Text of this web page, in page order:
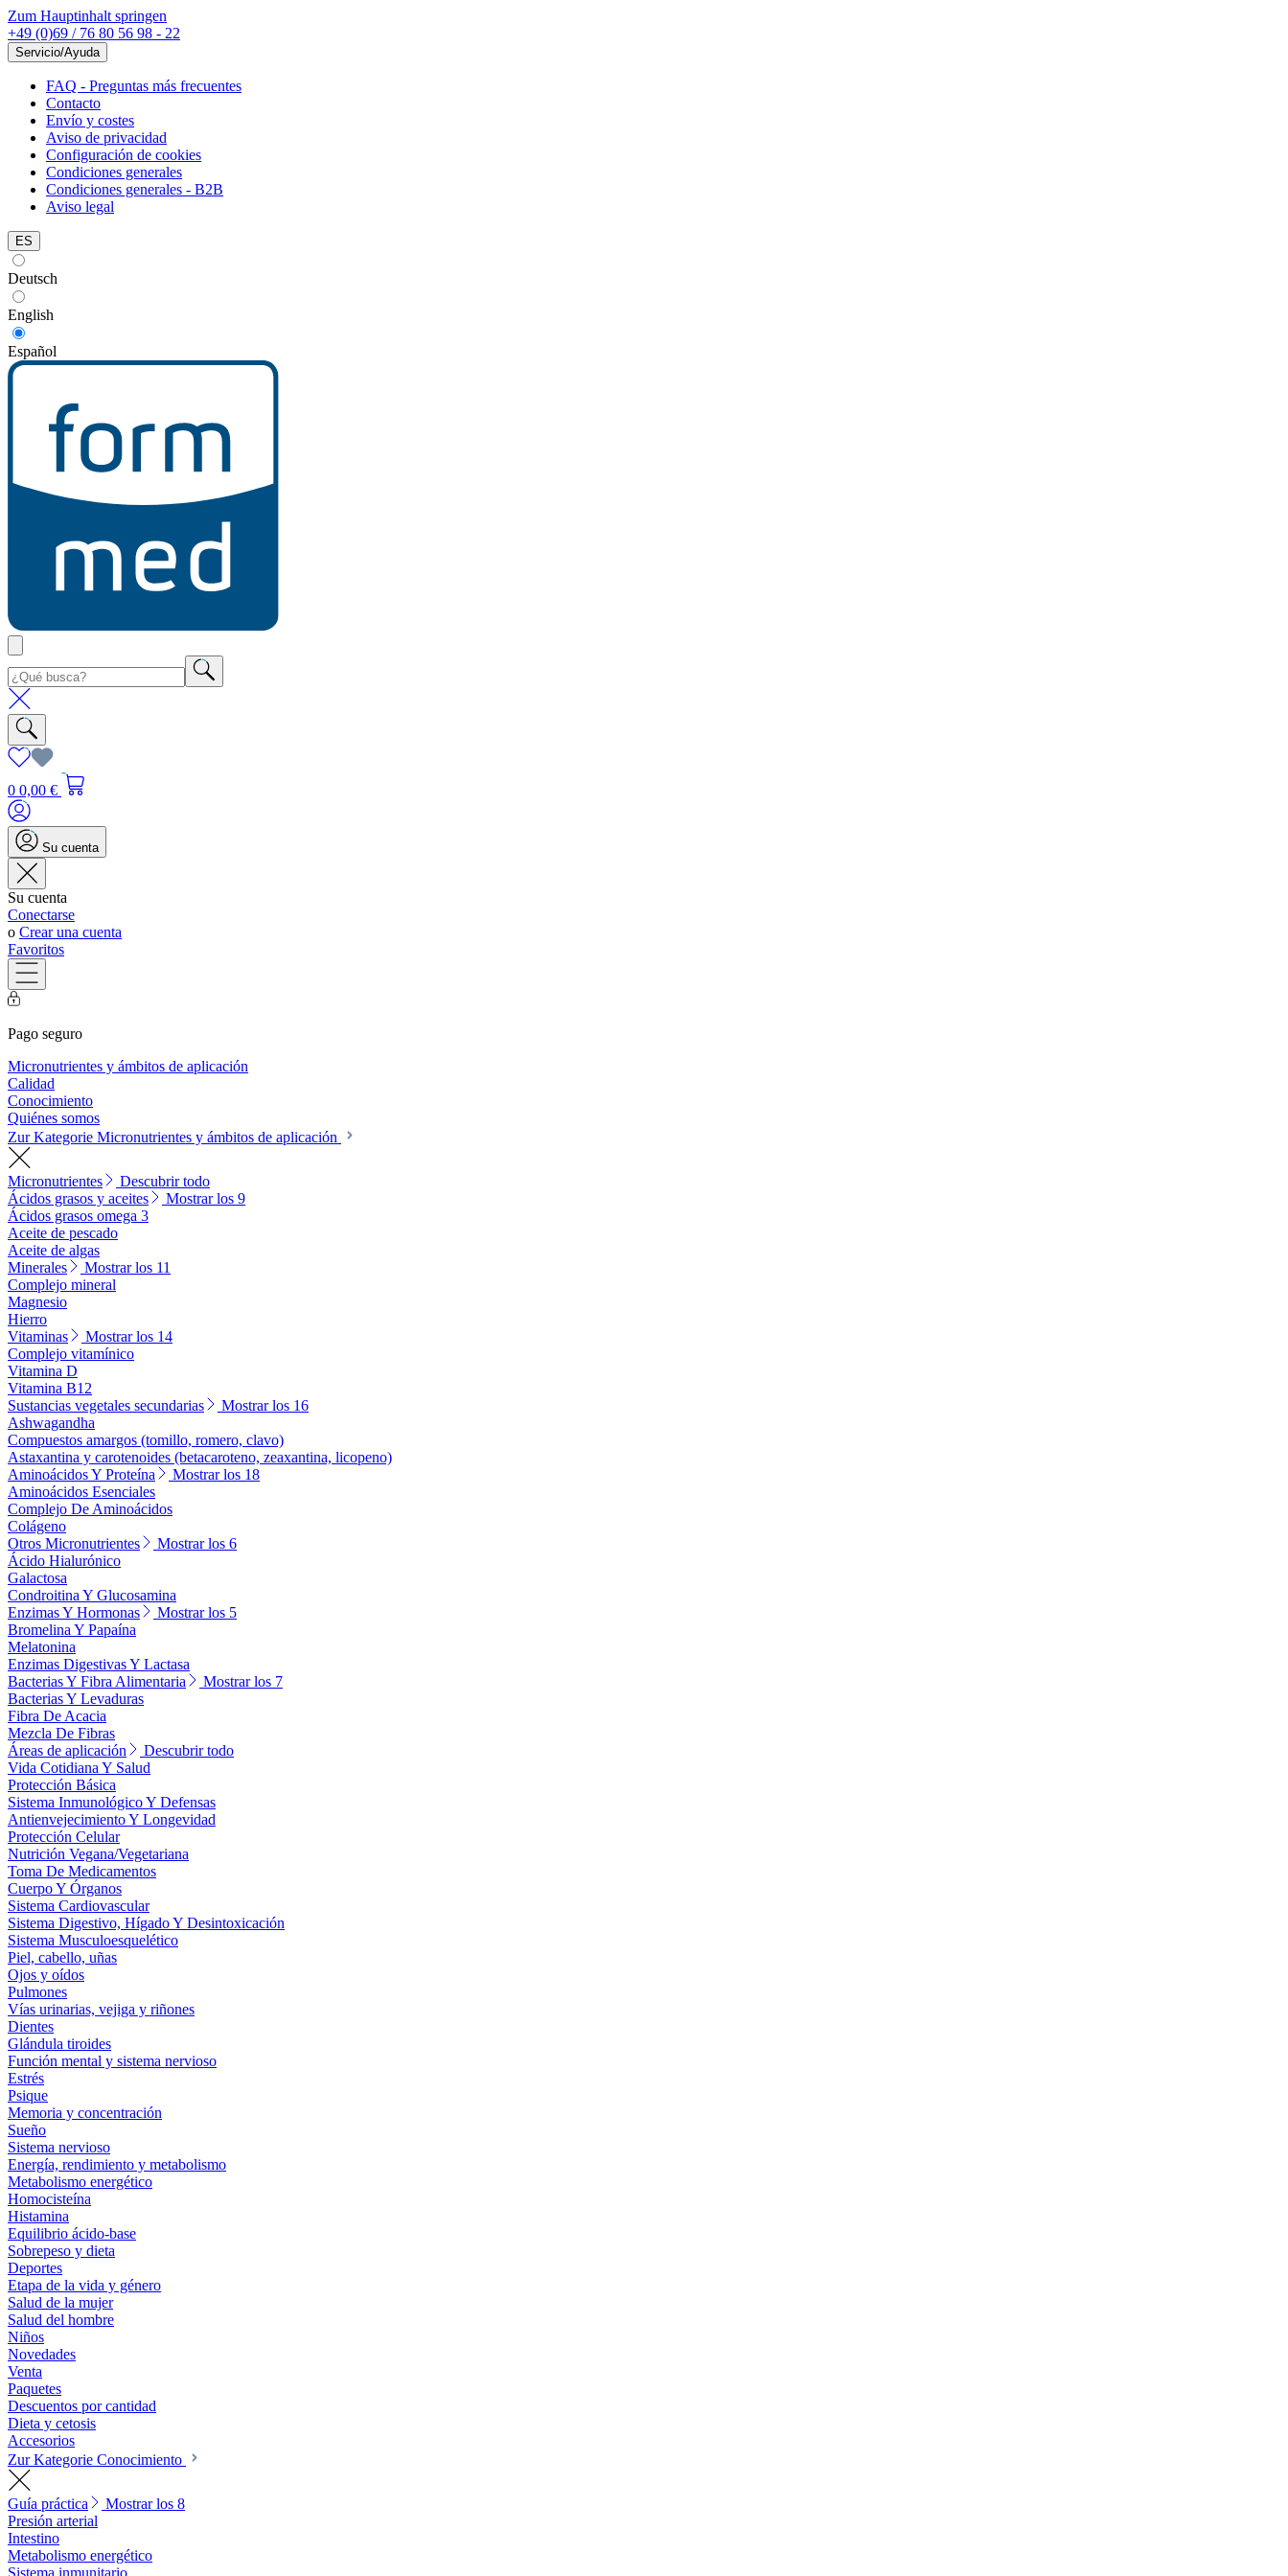
Zum Hauptinhalt springen
+49 (0)69 / 76 80 56 98 - 22
Servicio/Ayuda
FAQ - Preguntas más frecuentes
Contacto
Envío y costes
Aviso de privacidad
Configuración de cookies
Condiciones generales
Condiciones generales - B2B
Aviso legal
ES
Deutsch
English
Español
0 0,00 €
Su cuenta
Su cuenta
Conectarse
o Crear una cuenta
Favoritos
Pago seguro
Micronutrientes y ámbitos de aplicación
Calidad
Conocimiento
Quiénes somos
Zur Kategorie Micronutrientes y ámbitos de aplicación
Micronutrientes
Descubrir todo
Ácidos grasos y aceites
Mostrar los 9
Ácidos grasos omega 3
Aceite de pescado
Aceite de algas
Minerales
Mostrar los 11
Complejo mineral
Magnesio
Hierro
Vitaminas
Mostrar los 14
Complejo vitamínico
Vitamina D
Vitamina B12
Sustancias vegetales secundarias
Mostrar los 16
Ashwagandha
Compuestos amargos (tomillo, romero, clavo)
Astaxantina y carotenoides (betacaroteno, zeaxantina, licopeno)
Aminoácidos Y Proteína
Mostrar los 18
Aminoácidos Esenciales
Complejo De Aminoácidos
Colágeno
Otros Micronutrientes
Mostrar los 6
Ácido Hialurónico
Galactosa
Condroitina Y Glucosamina
Enzimas Y Hormonas
Mostrar los 5
Bromelina Y Papaína
Melatonina
Enzimas Digestivas Y Lactasa
Bacterias Y Fibra Alimentaria
Mostrar los 7
Bacterias Y Levaduras
Fibra De Acacia
Mezcla De Fibras
Áreas de aplicación
Descubrir todo
Vida Cotidiana Y Salud
Protección Básica
Sistema Inmunológico Y Defensas
Antienvejecimiento Y Longevidad
Protección Celular
Nutrición Vegana/Vegetariana
Toma De Medicamentos
Cuerpo Y Órganos
Sistema Cardiovascular
Sistema Digestivo, Hígado Y Desintoxicación
Sistema Musculoesquelético
Piel, cabello, uñas
Ojos y oídos
Pulmones
Vías urinarias, vejiga y riñones
Dientes
Glándula tiroides
Función mental y sistema nervioso
Estrés
Psique
Memoria y concentración
Sueño
Sistema nervioso
Energía, rendimiento y metabolismo
Metabolismo energético
Homocisteína
Histamina
Equilibrio ácido-base
Sobrepeso y dieta
Deportes
Etapa de la vida y género
Salud de la mujer
Salud del hombre
Niños
Novedades
Venta
Paquetes
Descuentos por cantidad
Dieta y cetosis
Accesorios
Zur Kategorie Conocimiento
Guía práctica
Mostrar los 8
Presión arterial
Intestino
Metabolismo energético